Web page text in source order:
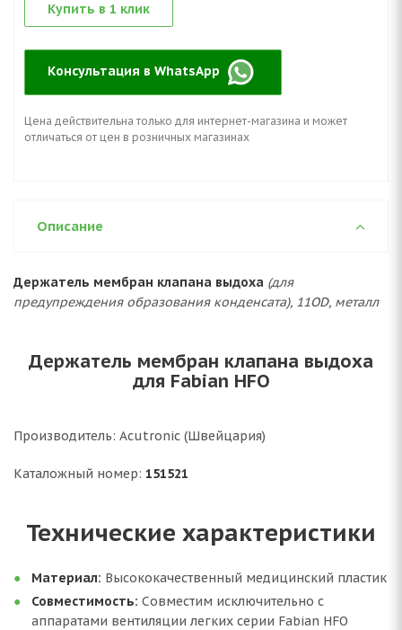
Купить в 1 клик
Консультация в WhatsApp
Цена действительна только для интернет-магазина и может
отличаться от цен в розничных магазинах
Описание
Держатель мембран клапана выдоха (для
предупреждения образования конденсата), 11OD, металл
Держатель мембран клапана выдоха
для Fabian HFO
Производитель: Acutronic (Швейцария)
Каталожный номер: 151521
Технические характеристики
Материал: Высококачественный медицинский пластик
Совместимость: Совместим исключительно с
аппаратами вентиляции легких серии Fabian HFO